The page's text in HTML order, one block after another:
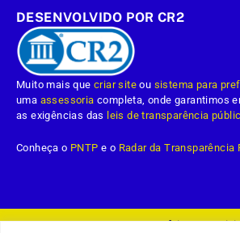
DESENVOLVIDO POR CR2
Muito mais quecriar site ou sistema para
uma assessoria completa, onde garantimos
as exigências das leis de transparência
Conheça o PNTP e o Radar da Transparência
Prefeitura